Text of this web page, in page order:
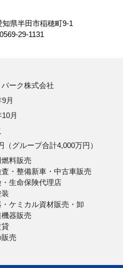
県半田市稲穂町9-1
29-1131
ーク株式会社
月
月
（グループ合計4,000万円）
料販売
査・整備新車・中古車販売
生命保険代理店
ケミカル資材販売・卸
器販売
貸
売